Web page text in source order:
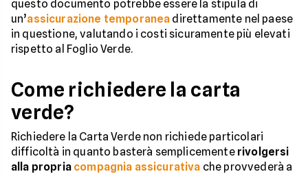
questo documento potrebbe essere la stipula di
un’assicurazione temporanea direttamente nel paese
in questione, valutando i costi sicuramente più elevati
rispetto al Foglio Verde.
Come richiedere la carta
verde?
Richiedere la Carta Verde non richiede particolari
difficoltà in quanto basterà semplicemente rivolgersi
alla propria compagnia assicurativa che provvederà a